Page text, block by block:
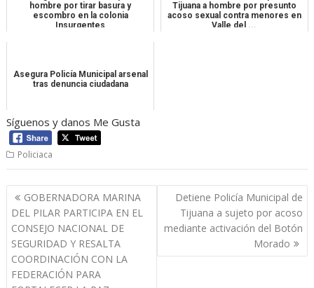
hombre por tirar basura y
escombro en la colonia
Insurgentes
Tijuana a hombre por presunto
acoso sexual contra menores en
Valle del ...
Asegura Policía Municipal arsenal
tras denuncia ciudadana
Síguenos y danos Me Gusta
Policiaca
Navegación
de
entradas
GOBERNADORA MARINA
DEL PILAR PARTICIPA EN EL
CONSEJO NACIONAL DE
SEGURIDAD Y RESALTA
COORDINACIÓN CON LA
FEDERACIÓN PARA
Detiene Policía Municipal de
Tijuana a sujeto por acoso
mediante activación del Botón
Morado